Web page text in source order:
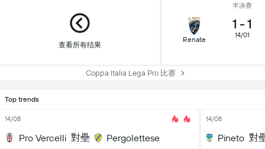
查看所有结果
半决赛
Renate
1 - 1
14/01
Coppa Italia Lega Pro 比赛
Top trends
14/08
Pro Vercelli 對壘 Pergolettese
14/08
Pineto 對